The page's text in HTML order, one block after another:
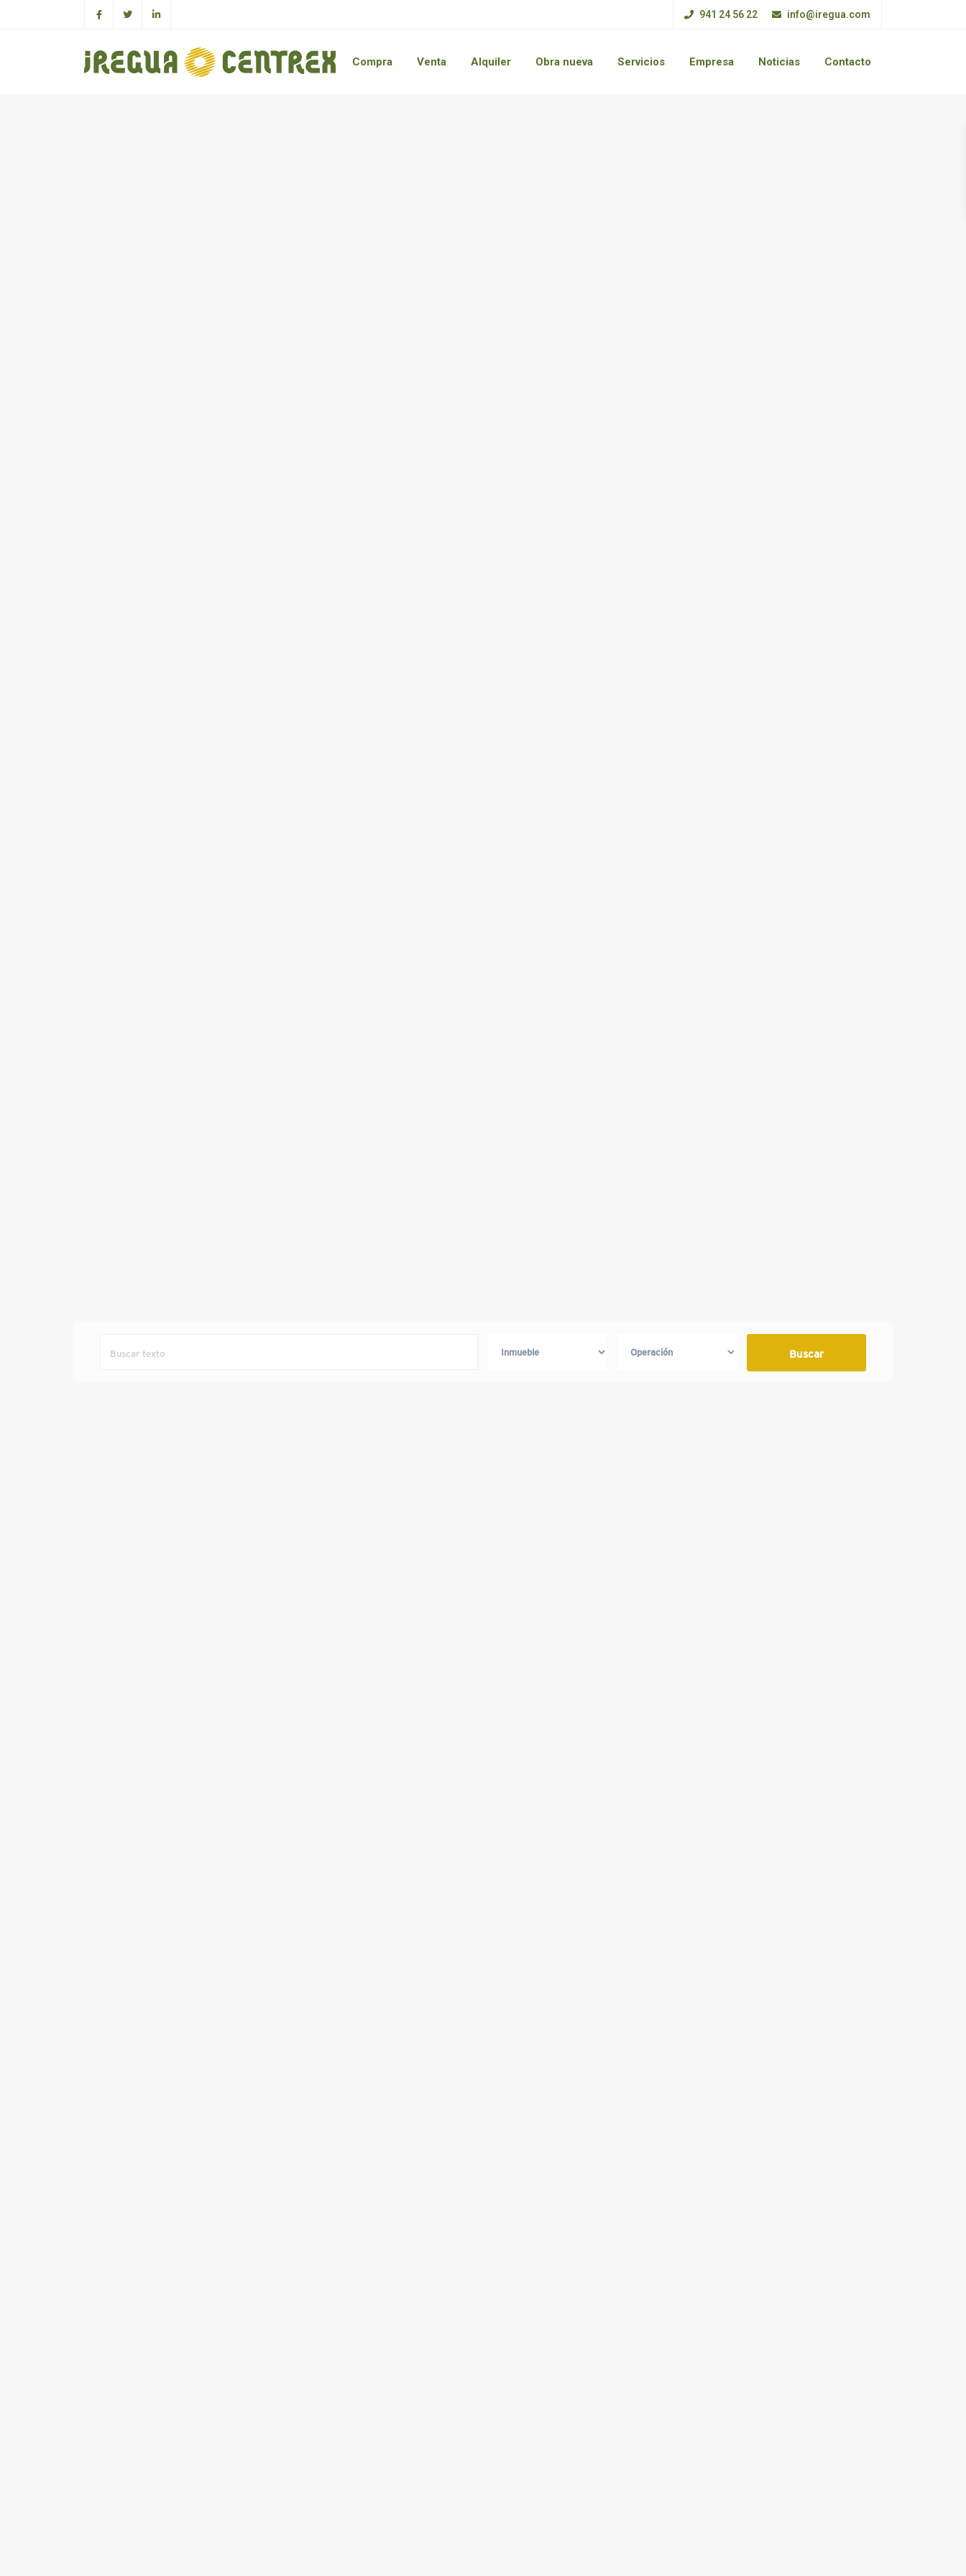
941 24 56 22 info@iregua.com
Compra Venta Alquiler Obra nueva Servicios Empresa Noticias Contacto